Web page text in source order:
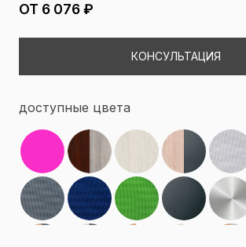
ОТ 6 076 ₽
КОНСУЛЬТАЦИЯ
доступные цвета